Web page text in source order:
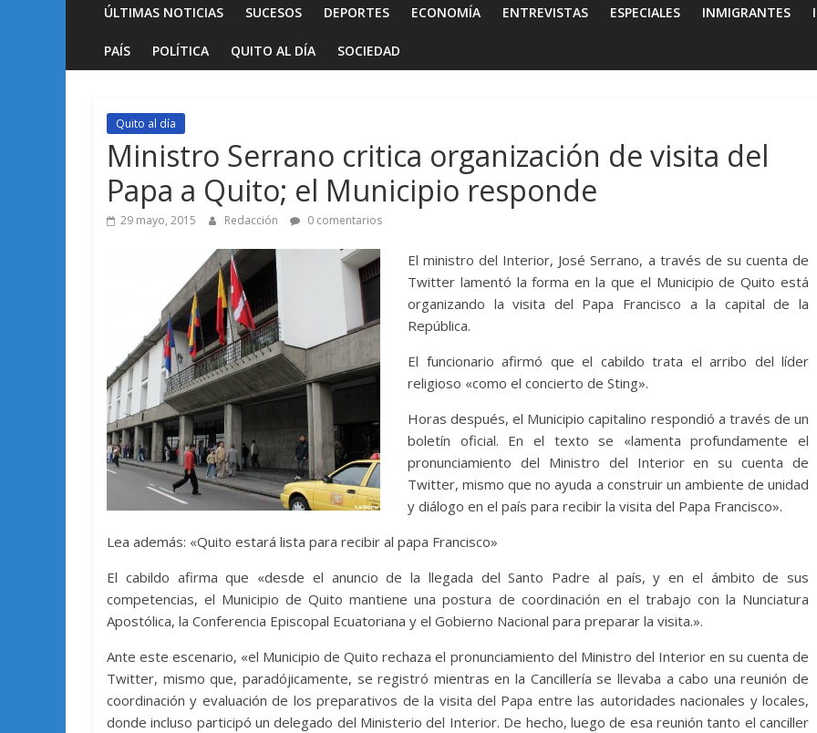
ÚLTIMAS NOTICIAS SUCESOS DEPORTES ECONOMÍA ENTREVISTAS ESPECIALES INMIGRANTES
PAÍS POLÍTICA QUITO AL DÍA SOCIEDAD
Quito al día
Ministro Serrano critica organización de visita del
Papa a Quito; el Municipio responde
29 mayo, 2015 Redacción 0 comentarios
El ministro del Interior, José Serrano, a través de su cuenta de
Twitter lamentó la forma en la que el Municipio de Quito está
organizando la visita del Papa Francisco a la capital de la
República.
El funcionario afirmó que el cabildo trata el arribo del líder
religioso «como el concierto de Sting».
Horas después, el Municipio capitalino respondió a través de un
boletín oficial. En el texto se «lamenta profundamente el
pronunciamiento del Ministro del Interior en su cuenta de
Twitter, mismo que no ayuda a construir un ambiente de unidad
y diálogo en el país para recibir la visita del Papa Francisco».
Lea además: «Quito estará lista para recibir al papa Francisco»
El cabildo afirma que «desde el anuncio de la llegada del Santo Padre al país, y en el ámbito de sus
competencias, el Municipio de Quito mantiene una postura de coordinación en el trabajo con la Nunciatura
Apostólica, la Conferencia Episcopal Ecuatoriana y el Gobierno Nacional para preparar la visita.».
Ante este escenario, «el Municipio de Quito rechaza el pronunciamiento del Ministro del Interior en su cuenta de
Twitter, mismo que, paradójicamente, se registró mientras en la Cancillería se llevaba a cabo una reunión de
coordinación y evaluación de los preparativos de la visita del Papa entre las autoridades nacionales y locales,
donde incluso participó un delegado del Ministerio del Interior. De hecho, luego de esa reunión tanto el canciller